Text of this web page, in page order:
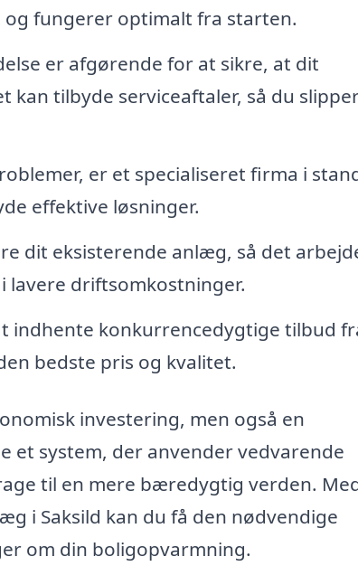
fungerer optimalt fra starten.
er afgørende for at sikre, at dit
tilbyde serviceaftaler, så du
er et specialiseret firma i
effektive løsninger.
dit eksisterende anlæg, så det
lavere driftsomkostninger.
indhente konkurrencedygtige tilbud
bedste pris og kvalitet.
investering, men også en
et system, der anvender vedvarende
til en mere bæredygtig verden.
i Saksild kan du få den nødvendige
om din boligopvarmning.